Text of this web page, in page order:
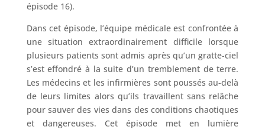
épisode 16).
Dans cet épisode, l’équipe médicale est confrontée à
une situation extraordinairement difficile lorsque
plusieurs patients sont admis après qu’un gratte-ciel
s’est effondré à la suite d’un tremblement de terre.
Les médecins et les infirmières sont poussés au-delà
de leurs limites alors qu’ils travaillent sans relâche
pour sauver des vies dans des conditions chaotiques
et dangereuses. Cet épisode met en lumière